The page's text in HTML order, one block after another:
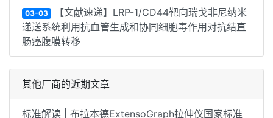
03-03 【文献速递】LRP-1/CD44靶向瑞戈非尼纳米
递送系统利用抗血管生成和协同细胞毒作用对抗结直
肠癌腹膜转移
其他厂商的近期文章
标准解读 | 布拉本德ExtensoGraph拉伸仪国家标准